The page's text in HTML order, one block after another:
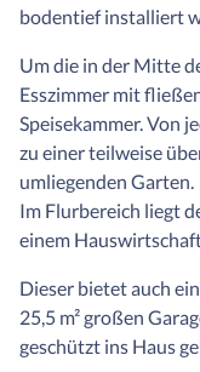
bodentief installiert
Um die in der Mitte
Esszimmer mit
Speisekammer. Von
zu einer teilweise
umliegenden Garten.
Im Flurbereich liegt
einem
Dieser bietet auch
25,5 m² großen
geschützt ins Haus